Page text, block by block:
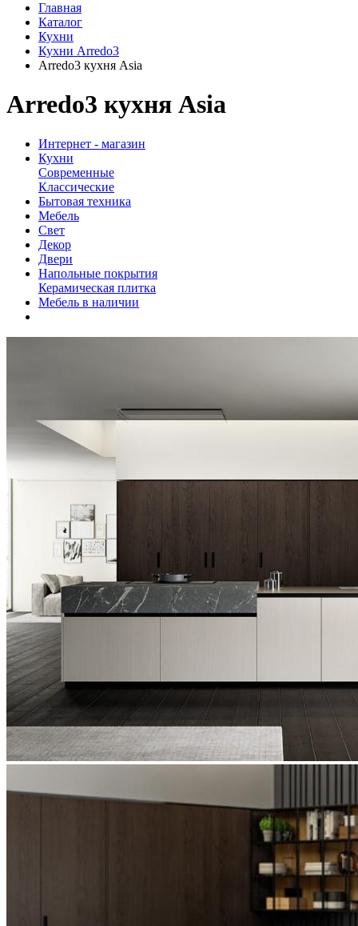
Главная
Каталог
Кухни
Кухни Arredo3
Arredo3 кухня Asia
Arredo3 кухня Asia
Интернет - магазин
Кухни
Современные
Классические
Бытовая техника
Мебель
Свет
Декор
Двери
Напольные покрытия
Керамическая плитка
Мебель в наличии